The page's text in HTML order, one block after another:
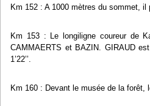
Km 152 : A 1000 mètres du sommet, il
Km 153 : Le longiligne coureur de
CAMMAERTS et BAZIN. GIRAUD
1’22’’.
Km 160 : Devant le musée de la forêt,